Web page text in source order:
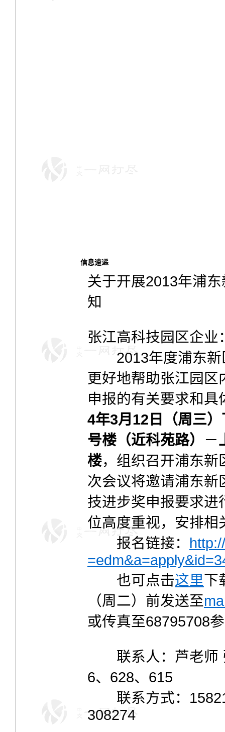
信息速递
关于开展2013年浦
知
张江高科技园区企业
2013年度浦东新
更好地帮助张江园区
申报的有关要求和
4年3月12日（周三
号楼（近科苑路）
－
楼，组织召开浦东
次会议将邀请浦东新
技进步奖申报要求进
位高度重视，安排相
报名链接：
也可点击这里下
（周二）前发送至
或传真至68795708
联系人：芦老师
6、628、615
联系方式：
308274